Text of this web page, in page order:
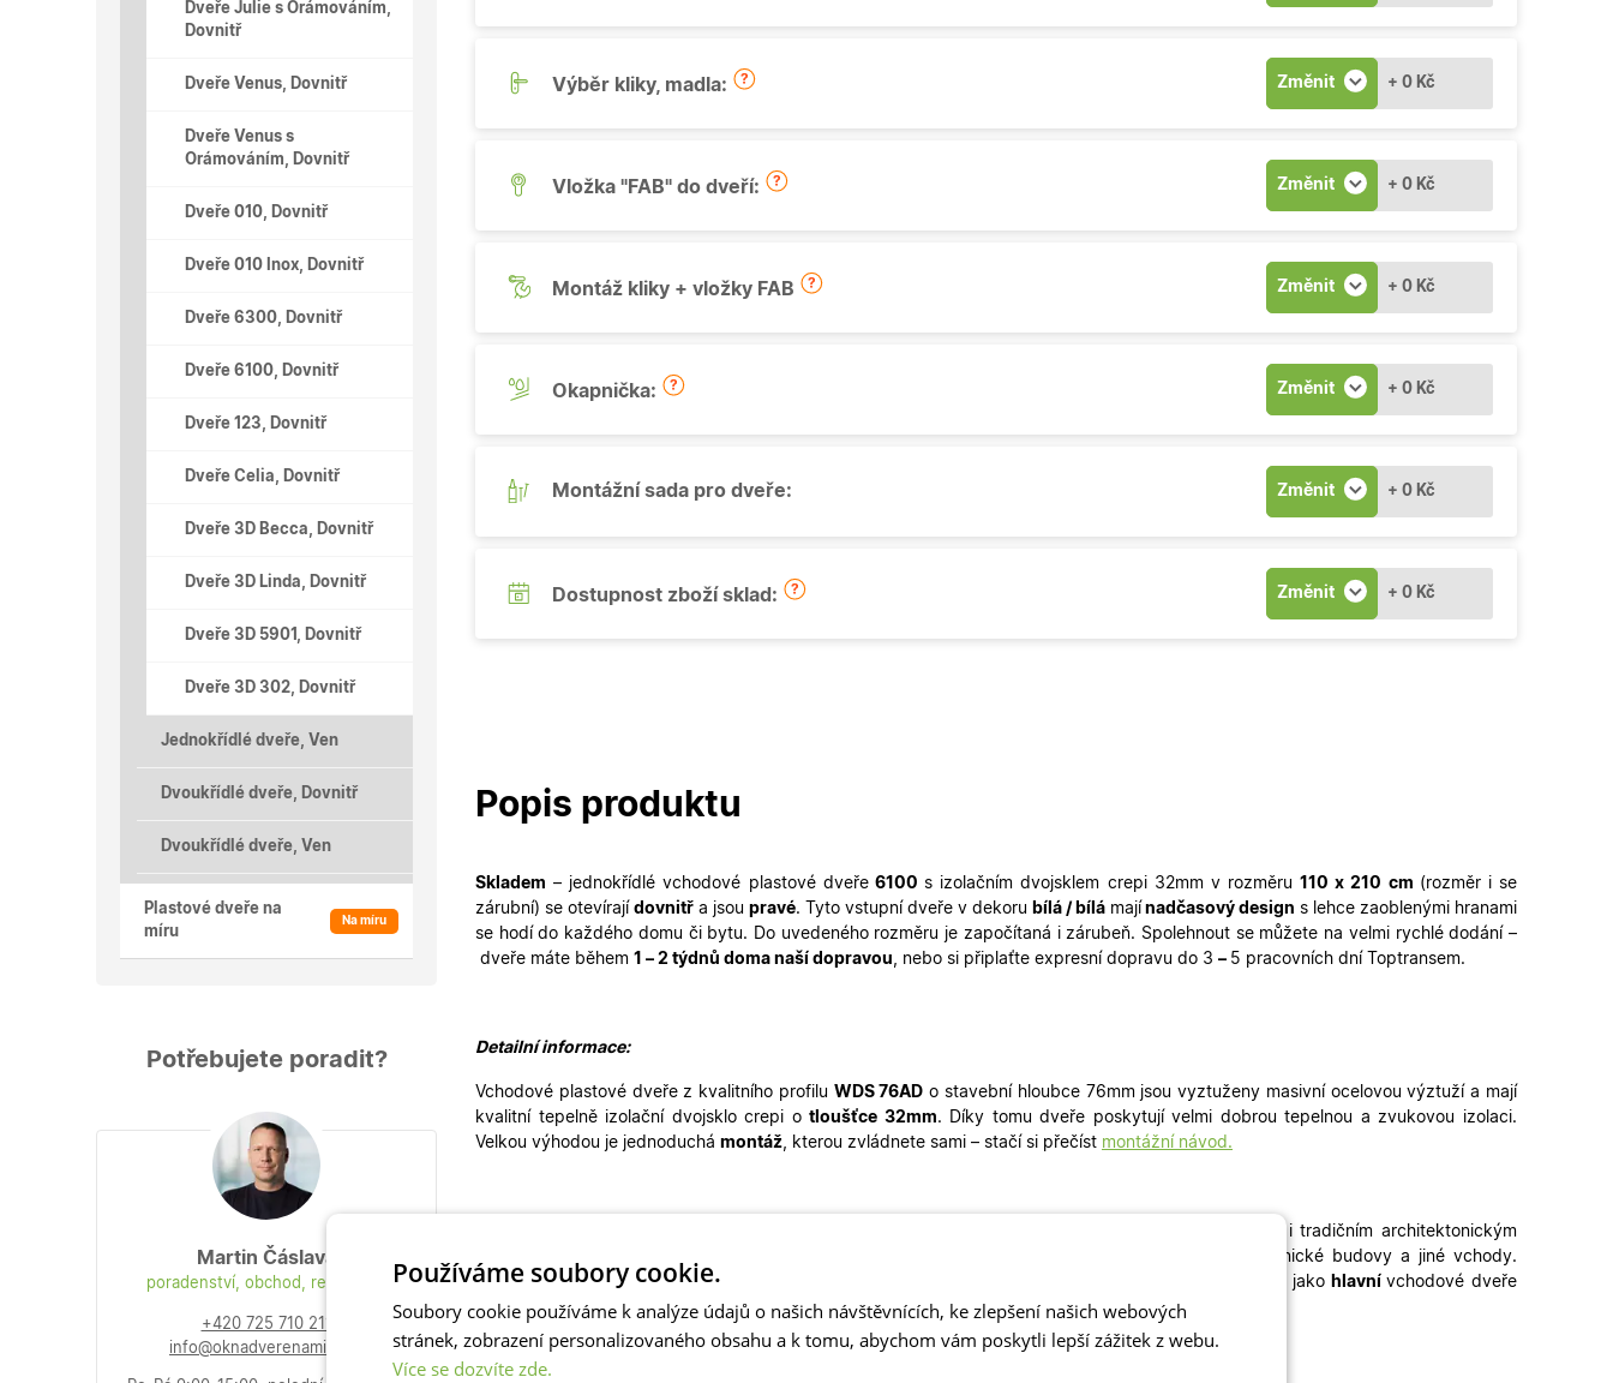
Výběr kliky, madla: Změnit + 0 Kč
Vložka "FAB" do dveří: Změnit + 0 Kč
Montáž kliky + vložky FAB Změnit + 0 Kč
Okapnička: Změnit + 0 Kč
Montážní sada pro dveře: Změnit + 0 Kč
Dostupnost zboží sklad: Změnit + 0 Kč
Popis produktu
Skladem – jednokřídlévchodové plastové dveře6100 s izolačním dvojsklem crepi 32mm v rozměru110 x 210 cm (rozměr i se
zárubní) se otevírají dovnitř a jsou pravé. Tyto vstupní dveře v dekoru bílá / bílá mají nadčasový design s lehce zaoblenými hranami
se hodí do každého domu či bytu. Do uvedeného rozměru je započítaná i zárubeň. Spolehnout se můžete na velmi rychlé dodání –
dveře máte během 1 – 2 týdnů doma naší dopravou, nebo si připlaťte expresní dopravu do 3 – 5 pracovních dní Toptransem.
Detailní informace:
Vchodové plastové dveře z kvalitního profilu WDS 76AD o stavební hloubce 76mm jsou vyztuženy masivní ocelovou výztuží a mají
kvalitní tepelně izolační dvojsklo crepi otloušťce 32mm. Díky tomu dveře poskytují velmi dobrou tepelnou a zvukovou izolaci.
Velkou výhodou je jednoduchá montáž, kterou zvládnete sami – stačí si přečíst montážní návod.
Vchodové dveře s okrasnou výplní mají nadčasový design a díky tomu perfektně ladí k moderním i tradičním architektonickým
stylům. Můžete je použít pro rekonstrukce rodinných domů, také pro garáže, zadní vchody, technické budovy a jiné vchody.
Skladové dveře nejsou vhodné pro pasivní novostavby. Naše plastové dveře skladem mohou sloužit jako hlavnívchodové dveře
ivedlejšívchodové dveře. Ve stejném designu máme skladem ibalkonové dveřečiplastová okna
Dveře Julie s Orámováním,
Dovnitř
Dveře Venus, Dovnitř
Dveře Venus s
Orámováním, Dovnitř
Dveře 010, Dovnitř
Dveře 010 Inox, Dovnitř
Dveře 6300, Dovnitř
Dveře 6100, Dovnitř
Dveře 123, Dovnitř
Dveře Celia, Dovnitř
Dveře 3D Becca, Dovnitř
Dveře 3D Linda, Dovnitř
Dveře 3D 5901, Dovnitř
Dveře 3D 302, Dovnitř
Jednokřídlé dveře, Ven
Dvoukřídlé dveře, Dovnitř
Dvoukřídlé dveře, Ven
Plastové dveře na
míru
Na míru
Potřebujete poradit?
Martin Čáslava
poradenství, obchod, reklamace
+420 725 710 211
info@oknadverenamiru.cz
Používáme soubory cookie.
Soubory cookie používáme k analýze údajů o našich návštěvnících, ke zlepšení našich webových
stránek, zobrazení personalizovaného obsahu a k tomu, abychom vám poskytli lepší zážitek z webu.
Více se dozvíte zde.